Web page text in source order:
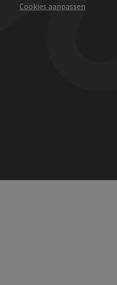
Cookies aanpassen